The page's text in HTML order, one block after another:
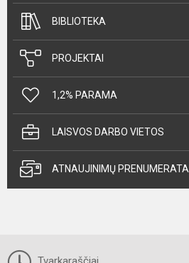
BIBLIOTEKA
PROJEKTAI
1,2% PARAMA
LAISVOS DARBO VIETOS
ATNAUJINIMŲ PRENUMERATA